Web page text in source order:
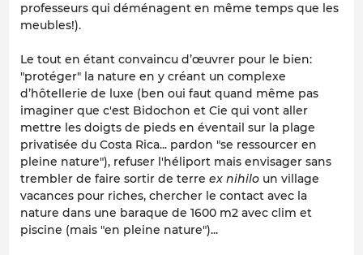
professeurs qui déménagent en même temps que les
meubles!).
Le tout en étant convaincu d’œuvrer pour le bien:
"protéger" la nature en y créant un complexe
d’hôtellerie de luxe (ben oui faut quand même pas
imaginer que c'est Bidochon et Cie qui vont aller
mettre les doigts de pieds en éventail sur la plage
privatisée du Costa Rica... pardon "se ressourcer en
pleine nature"), refuser l'héliport mais envisager sans
trembler de faire sortir de terre ex nihilo un village
vacances pour riches, chercher le contact avec la
nature dans une baraque de 1600 m2 avec clim et
piscine (mais "en pleine nature")...